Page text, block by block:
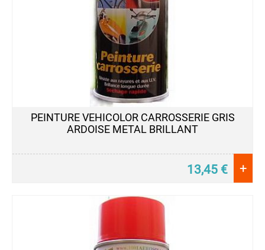
PEINTURE VEHICOLOR CARROSSERIE GRIS
ARDOISE METAL BRILLANT
13,45 € +